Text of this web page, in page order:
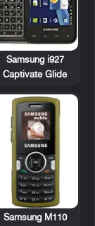
Samsung i927
Captivate Glide
Samsung M110